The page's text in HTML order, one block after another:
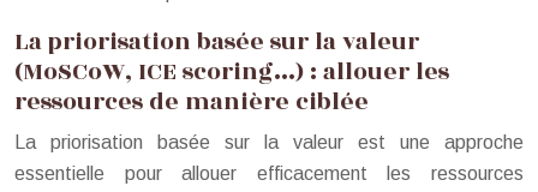
La priorisation basée sur la valeur
(MoSCoW, ICE scoring…) : allouer les
ressources de manière ciblée
La priorisation basée sur la valeur est une approche
essentielle pour allouer efficacement les ressources